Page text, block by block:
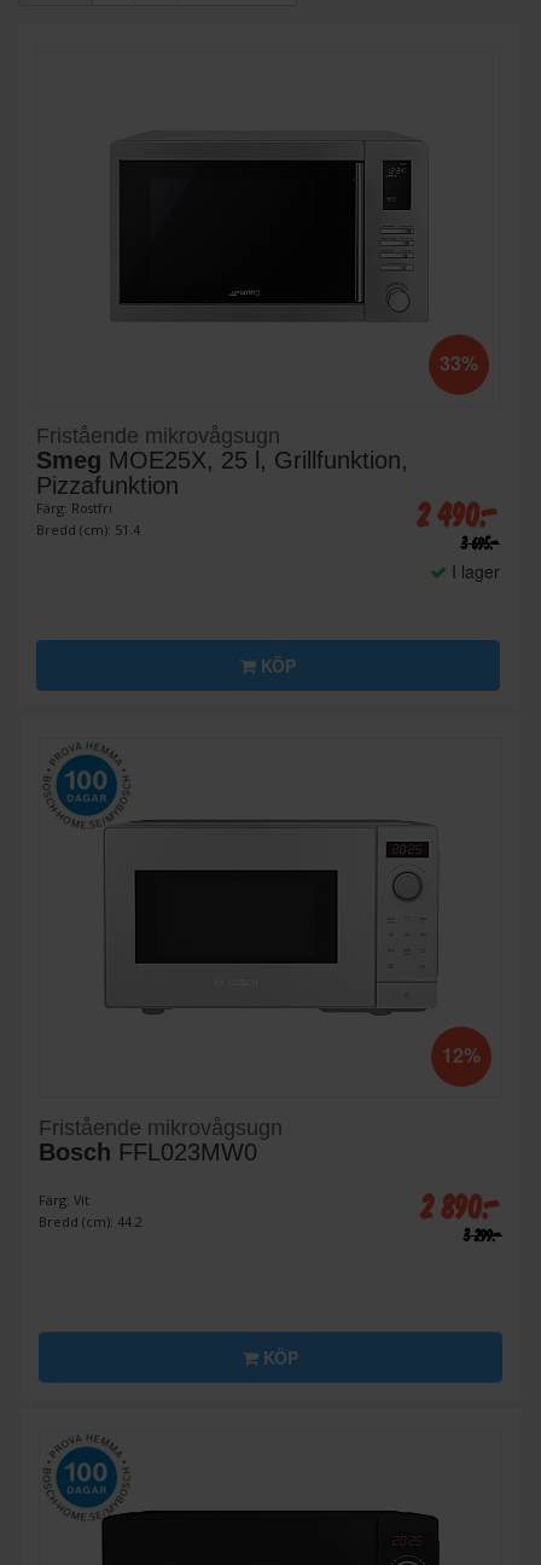
33%
Fristående mikrovågsugn
Smeg MOE25X, 25 l, Grillfunktion,
Pizzafunktion
Färg: Rostfri
Bredd (cm): 51.4
2 490:-
3 695:-
I lager
KÖP
12%
Fristående mikrovågsugn
Bosch FFL023MW0
Färg: Vit
Bredd (cm): 44.2
2 890:-
3 299:-
KÖP